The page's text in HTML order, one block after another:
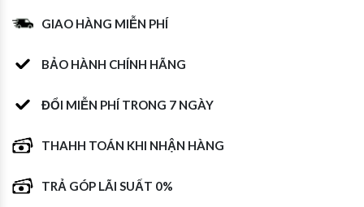
GIAO HÀNG MIỄN PHÍ
BẢO HÀNH CHÍNH HÃNG
ĐỔI MIỄN PHÍ TRONG 7 NGÀY
THAHH TOÁN KHI NHẬN HÀNG
TRẢ GÓP LÃI SUẤT 0%